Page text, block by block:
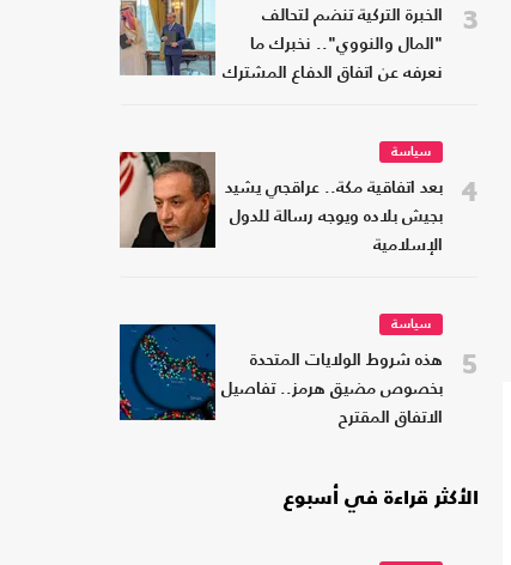
3
الخبرة التركية تنضم لتحالف
"المال والنووي".. نخبرك ما
نعرفه عن اتفاق الدفاع المشترك
4
سياسة
بعد اتفاقية مكة.. عراقجي يشيد
بجيش بلاده ويوجه رسالة للدول
الإسلامية
5
سياسة
هذه شروط الولايات المتحدة
بخصوص مضيق هرمز.. تفاصيل
الاتفاق المقترح
الأكثر قراءة في أسبوع